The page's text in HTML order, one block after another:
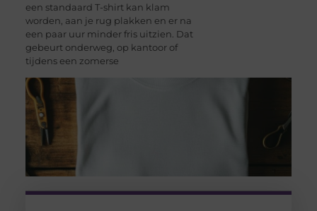
een standaard T-shirt kan klam
worden, aan je rug plakken en er na
een paar uur minder fris uitzien. Dat
gebeurt onderweg, op kantoor of
tijdens een zomerse